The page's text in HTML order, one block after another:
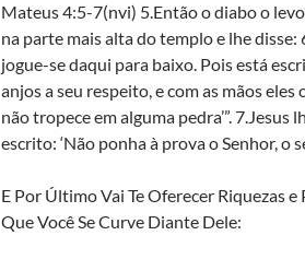
Mateus 4:5-7(nvi) 5.Então o diabo o
na parte mais alta do templo e lhe disse:
jogue-se daqui para baixo. Pois está
anjos a seu respeito, e com as mãos eles
não tropece em alguma pedra’”. 7.Jesus
escrito: ‘Não ponha à prova o Senhor, o
E Por Último Vai Te Oferecer Riquezas
Que Você Se Curve Diante Dele: